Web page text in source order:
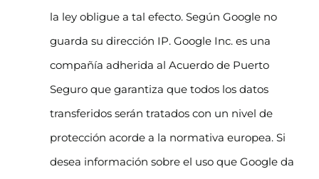
la ley obligue a tal efecto. Según Google no
guarda su dirección IP. Google Inc. es una
compañía adherida al Acuerdo de Puerto
Seguro que garantiza que todos los datos
transferidos serán tratados con un nivel de
protección acorde a la normativa europea. Si
desea información sobre el uso que Google da